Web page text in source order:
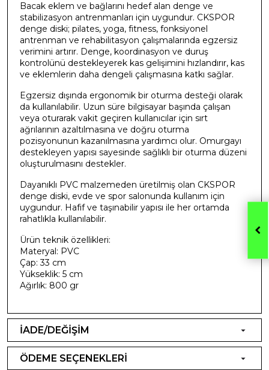
Bacak eklem ve bağlarını hedef alan denge ve
stabilizasyon antrenmanları için uygundur. CKSPOR
denge diski; pilates, yoga, fitness, fonksiyonel
antrenman ve rehabilitasyon çalışmalarında egzersiz
verimini artırır. Denge, koordinasyon ve duruş
kontrolünü destekleyerek kas gelişimini hızlandırır, kas
ve eklemlerin daha dengeli çalışmasına katkı sağlar.
Egzersiz dışında ergonomik bir oturma desteği olarak
da kullanılabilir. Uzun süre bilgisayar başında çalışan
veya oturarak vakit geçiren kullanıcılar için sırt
ağrılarının azaltılmasına ve doğru oturma
pozisyonunun kazanılmasına yardımcı olur. Omurgayı
destekleyen yapısı sayesinde sağlıklı bir oturma düzeni
oluşturulmasını destekler.
Dayanıklı PVC malzemeden üretilmiş olan CKSPOR
denge diski, evde ve spor salonunda kullanım için
uygundur. Hafif ve taşınabilir yapısı ile her ortamda
rahatlıkla kullanılabilir.
Ürün teknik özellikleri:
Materyal: PVC
Çap: 33 cm
Yükseklik: 5 cm
Ağırlık: 800 gr
İADE/DEĞİŞİM
ÖDEME SEÇENEKLERİ